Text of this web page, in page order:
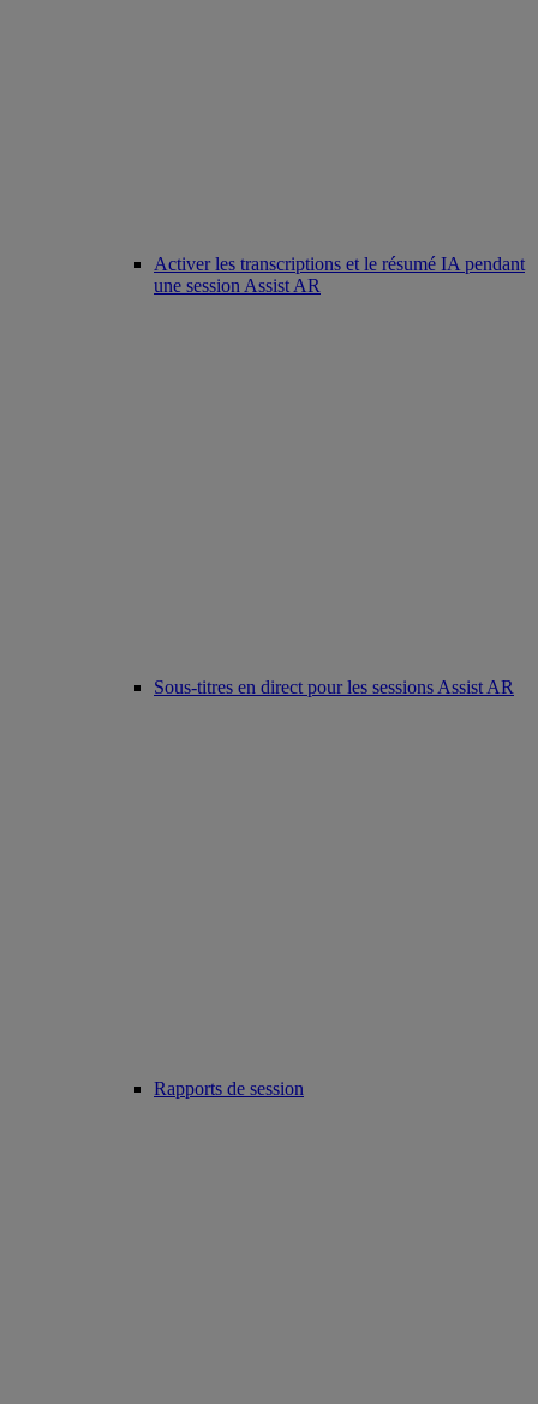
Activer les transcriptions et le résumé IA pendant
une session Assist AR
Sous-titres en direct pour les sessions Assist AR
Rapports de session